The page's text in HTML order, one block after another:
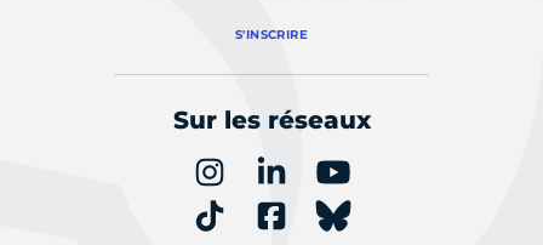
S'INSCRIRE
Sur les réseaux